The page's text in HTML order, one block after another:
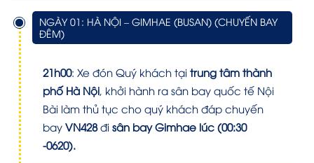
NGÀY 01: HÀ NỘI – GIMHAE (BUSAN) (CHUYẾN BAY
ĐÊM)
21h00: Xe đón Quý khách tại trung tâm thành
phố Hà Nội, khởi hành ra sân bay quốc tế Nội
Bài làm thủ tục cho quý khách đáp chuyến
bay VN428đi sân bay Gimhae lúc (00:30
-0620).